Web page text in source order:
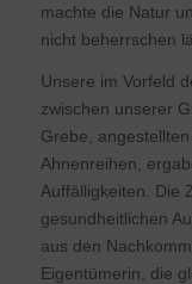
machte die Natur
nicht beherrschen
Unsere im Vorfeld
zwischen unserer
Grebe,
Ahnenreihen,
Auffälligkeiten. Die
gesundheitlichen
aus den
Eigentümerin, die